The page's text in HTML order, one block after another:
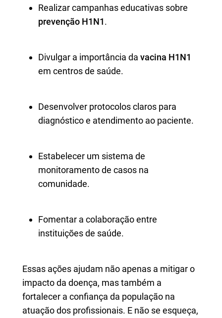
Realizar campanhas educativas sobre
prevenção H1N1.
Divulgar a importância da vacina H1N1
em centros de saúde.
Desenvolver protocolos claros para
diagnóstico e atendimento ao paciente.
Estabelecer um sistema de
monitoramento de casos na
comunidade.
Fomentar a colaboração entre
instituições de saúde.
Essas ações ajudam não apenas a mitigar o
impacto da doença, mas também a
fortalecer a confiança da população na
atuação dos profissionais. E não se esqueça,